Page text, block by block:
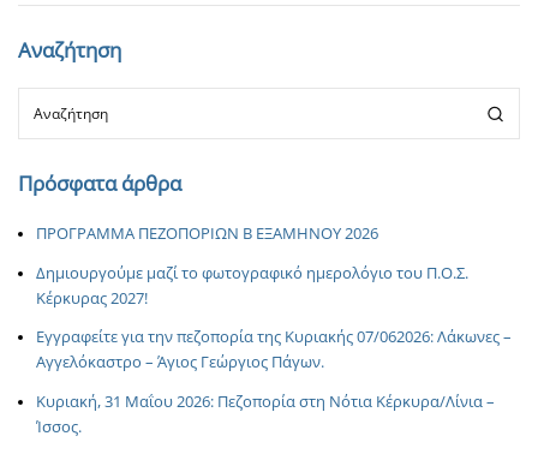
Αναζήτηση
Πρόσφατα άρθρα
ΠΡΟΓΡΑΜΜΑ ΠΕΖΟΠΟΡΙΩΝ Β ΕΞΑΜΗΝΟΥ 2026
Δημιουργούμε μαζί το φωτογραφικό ημερολόγιο του Π.Ο.Σ.
Κέρκυρας 2027!
Εγγραφείτε για την πεζοπορία της Κυριακής 07/062026: Λάκωνες –
Αγγελόκαστρο – Άγιος Γεώργιος Πάγων.
Κυριακή, 31 Μαΐου 2026: Πεζοπορία στη Νότια Κέρκυρα/Λίνια –
Ίσσος.